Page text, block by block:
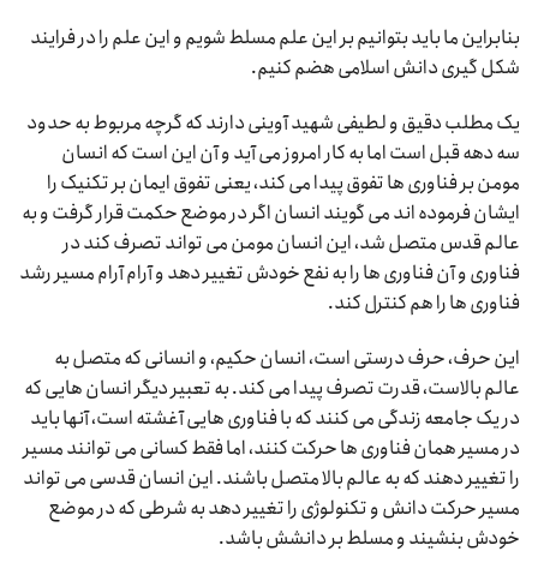
بنابراین ما باید بتوانیم بر این علم مسلط شویم و این علم را در فرایند
شکل گیری دانش اسلامی هضم کنیم.
یک مطلب دقیق و لطیفی شهید آوینی دارند که گرچه مربوط به حدود
سه دهه قبل است اما به کار امروز می آید و آن این است که انسان
مومن بر فناوری ها تفوق پیدا می کند، یعنی تفوق ایمان بر تکنیک را
ایشان فرموده اند می گویند انسان اگر در موضع حکمت قرار گرفت و به
عالم قدس متصل شد، این انسان مومن می تواند تصرف کند در
فناوری و آن فناوری ها را به نفع خودش تغییر دهد و آرام آرام مسیر رشد
فناوری ها را هم کنترل کند.
این حرف، حرف درستی است، انسان حکیم، و انسانی که متصل به
عالم بالاست، قدرت تصرف پیدا می کند. به تعبیر دیگر انسان هایی که
در یک جامعه زندگی می کنند که با فناوری هایی آغشته است، آنها باید
در مسیر همان فناوری ها حرکت کنند، اما فقط کسانی می توانند مسیر
را تغییر دهند که به عالم بالا متصل باشند. این انسان قدسی می تواند
مسیر حرکت دانش و تکنولوژی را تغییر دهد به شرطی که در موضع
خودش بنشیند و مسلط بر دانشش باشد.